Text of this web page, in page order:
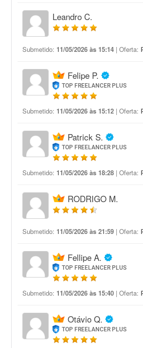
Leandro C.
Submetido: 11/05/2026 às 15:14 | Oferta:
Felipe P.
TOP FREELANCER PLUS
Submetido: 11/05/2026 às 15:12 | Oferta:
Patrick S.
TOP FREELANCER PLUS
Submetido: 11/05/2026 às 18:28 | Oferta:
RODRIGO M.
Submetido: 11/05/2026 às 21:59 | Oferta:
Fellipe A.
TOP FREELANCER PLUS
Submetido: 11/05/2026 às 15:40 | Oferta:
Otávio Q.
TOP FREELANCER PLUS